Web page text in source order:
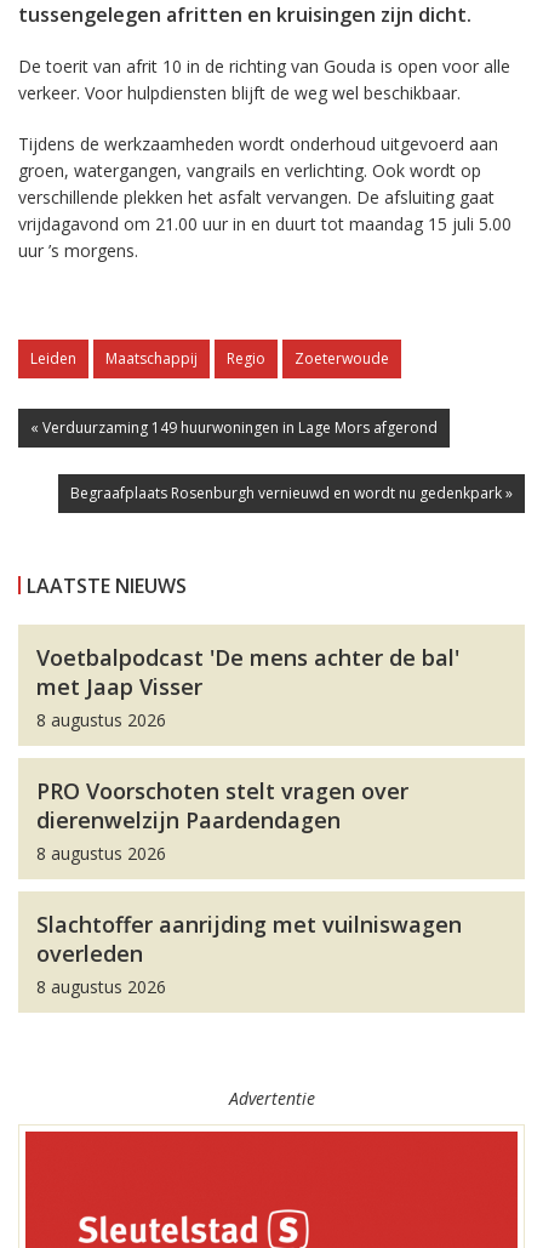
tussengelegen afritten en kruisingen zijn dicht.
De toerit van afrit 10 in de richting van Gouda is open voor alle
verkeer. Voor hulpdiensten blijft de weg wel beschikbaar.
Tijdens de werkzaamheden wordt onderhoud uitgevoerd aan
groen, watergangen, vangrails en verlichting. Ook wordt op
verschillende plekken het asfalt vervangen. De afsluiting gaat
vrijdagavond om 21.00 uur in en duurt tot maandag 15 juli 5.00
uur ’s morgens.
Leiden Maatschappij Regio Zoeterwoude
« Verduurzaming 149 huurwoningen in Lage Mors afgerond
Begraafplaats Rosenburgh vernieuwd en wordt nu gedenkpark »
LAATSTE NIEUWS
Voetbalpodcast 'De mens achter de bal'
met Jaap Visser
8 augustus 2026
PRO Voorschoten stelt vragen over
dierenwelzijn Paardendagen
8 augustus 2026
Slachtoffer aanrijding met vuilniswagen
overleden
8 augustus 2026
Advertentie